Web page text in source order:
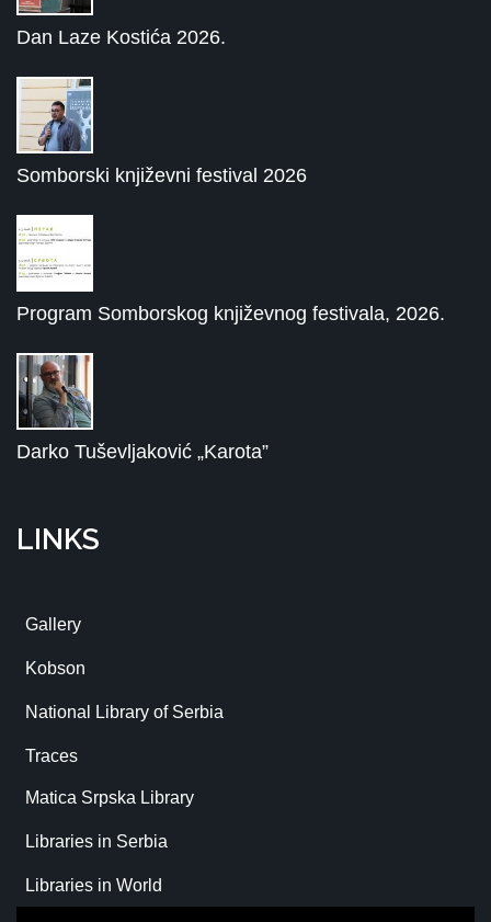
Dan Laze Kostića 2026.
Somborski književni festival 2026
Program Somborskog književnog festivala, 2026.
Darko Tuševljaković „Karota”
LINKS
Gallery
Kobson
National Library of Serbia
Traces
Matica Srpska Library
Libraries in Serbia
Libraries in World